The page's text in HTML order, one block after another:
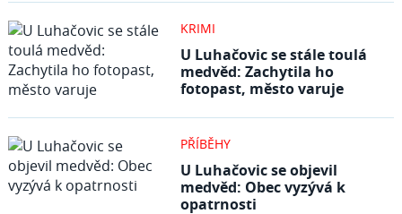
KRIMI
U Luhačovic se stále toulá
medvěd: Zachytila ho
fotopast, město varuje
PŘÍBĚHY
U Luhačovic se objevil
medvěd: Obec vyzývá k
opatrnosti